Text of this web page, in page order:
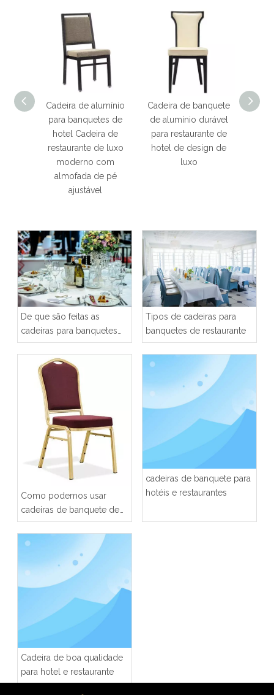
para
Cadeira de alumínio
para banquetes de
hotel Cadeira de
restaurante de luxo
moderno com
almofada de pé
ajustável
Cadeira de banquete
de alumínio durável
para restaurante de
hotel de design de
luxo
De que são feitas as
cadeiras para banquetes
de restaurante?
Tipos de cadeiras para
banquetes de restaurante
Como podemos usar
cadeiras de banquete de
restaurante?
cadeiras de banquete para
hotéis e restaurantes
Cadeira de boa qualidade
para hotel e restaurante